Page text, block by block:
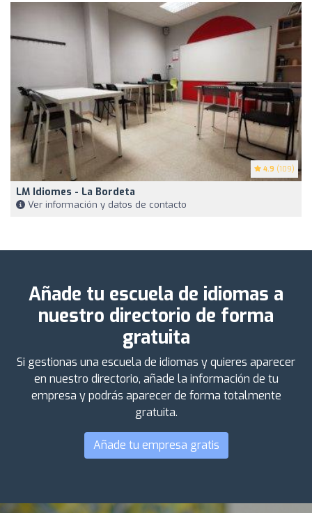
4.9 (109)
LM Idiomes - La Bordeta
Ver información y datos de contacto
Añade tu escuela de idiomas a
nuestro directorio de forma
gratuita
Si gestionas una escuela de idiomas y quieres aparecer
en nuestro directorio, añade la información de tu
empresa y podrás aparecer de forma totalmente
gratuita.
Añade tu empresa gratis